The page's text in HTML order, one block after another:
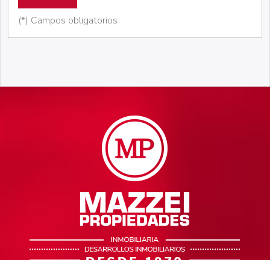
(*) Campos obligatorios